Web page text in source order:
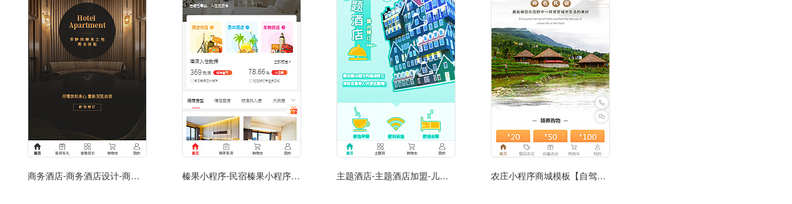
商务酒店-商务酒店设计-商务酒店加盟小程序 榛果小程序-民宿榛果小程序模板 主题酒店-主题酒店加盟-儿童主题酒店小程序 农庄小程序商城模板【自驾游农庄服务小程序模板】